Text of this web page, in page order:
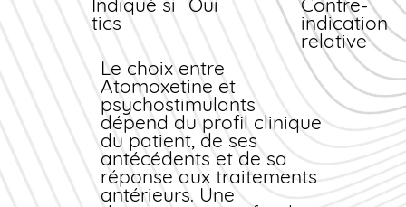
Indiqué si
tics
Oui Contre-
indication
relative
Le choix entre
Atomoxetine et
psychostimulants
dépend du profil clinique
du patient, de ses
antécédents et de sa
réponse aux traitements
antérieurs. Une